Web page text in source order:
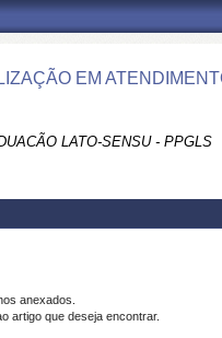
EM
LATO-SENSU - PPGLS
anexados.
artigo que deseja encontrar.